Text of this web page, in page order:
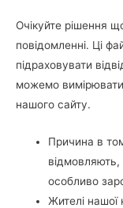
Очікуйте рішення
повідомленні. Ці
підраховувати
можемо
нашого сайту.
Причина в
відмовляють,
особливо
Жителі нашої